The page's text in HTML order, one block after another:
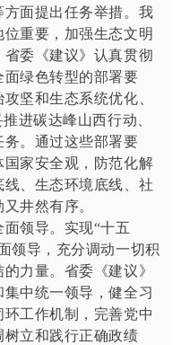
面提出任务举措。我
重要，加强生态文明
委《建议》认真贯彻
绿色转型的部署要
坚和生态系统优化、
进碳达峰山西行动、
。通过这些部署要
家安全观，防范化解
、生态环境底线、社
井然有序。
领导。实现“十五
领导，充分调动一切积
力量。省委《建议》
中统一领导，健全习
工作机制，完善党中
立和践行正确政绩